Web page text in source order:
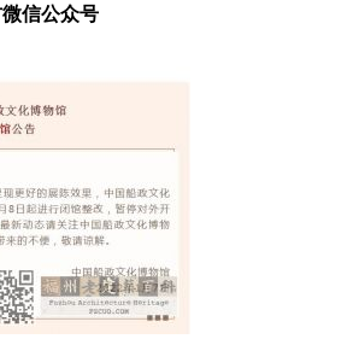
信公众号